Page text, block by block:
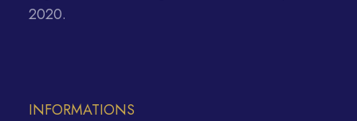
2020.
INFORMATIONS